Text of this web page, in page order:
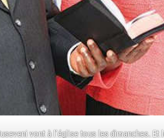
vont à l’église tous les dimanches.